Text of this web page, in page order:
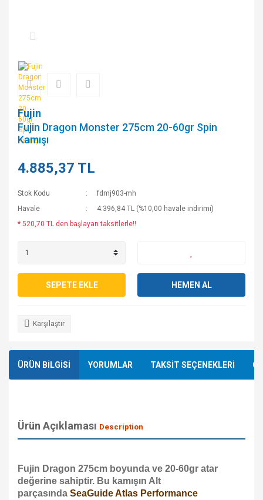
Fujin
Fujin Dragon Monster 275cm 20-60gr Spin
Kamışı
4.885,37 TL
Stok Kodu
fdmj903-mh
Havale
4.396,84 TL (%10,00 havale indirimi)
* 520,70 TL den başlayan taksitlerle!!
SEPETE EKLE HEMEN AL
Karşılaştır
ÜRÜN BİLGİSİ YORUMLAR TAKSİT SEÇENEKLERİ
Ürün Açıklaması Description
Fujin Dragon 275cm boyunda ve 20-60gr atar
değerine sahiptir. Bu kamışın Alt
parçasında SeaGuide Atlas Performance